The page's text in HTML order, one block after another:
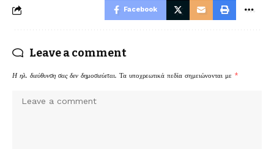
Facebook
Leave a comment
Η ηλ. διεύθυνση σας δεν δημοσιεύεται. Τα υποχρεωτικά πεδία σημειώνονται με *